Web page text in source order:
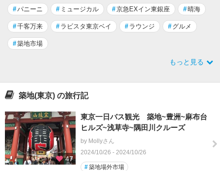
#パニーニ # ミュージカル #京急EXイン東銀座 #晴海
#千客万来 # ラビスタ東京ベイ # ラウンジ # グルメ
#築地市場
もっと見る
築地(東京) の旅行記
47
東京一日バス観光 築地~豊洲~麻布台
ヒルズ~浅草寺~隅田川クルーズ
by Mollyさん
2024/10/26 - 2024/10/26
#築地場外市場